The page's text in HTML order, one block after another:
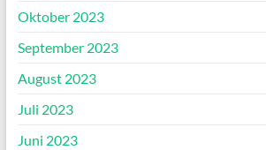
Oktober 2023
September 2023
August 2023
Juli 2023
Juni 2023